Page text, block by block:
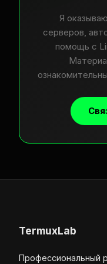
Я
серверов,
помощь с
TermuxLab
Профессиональный